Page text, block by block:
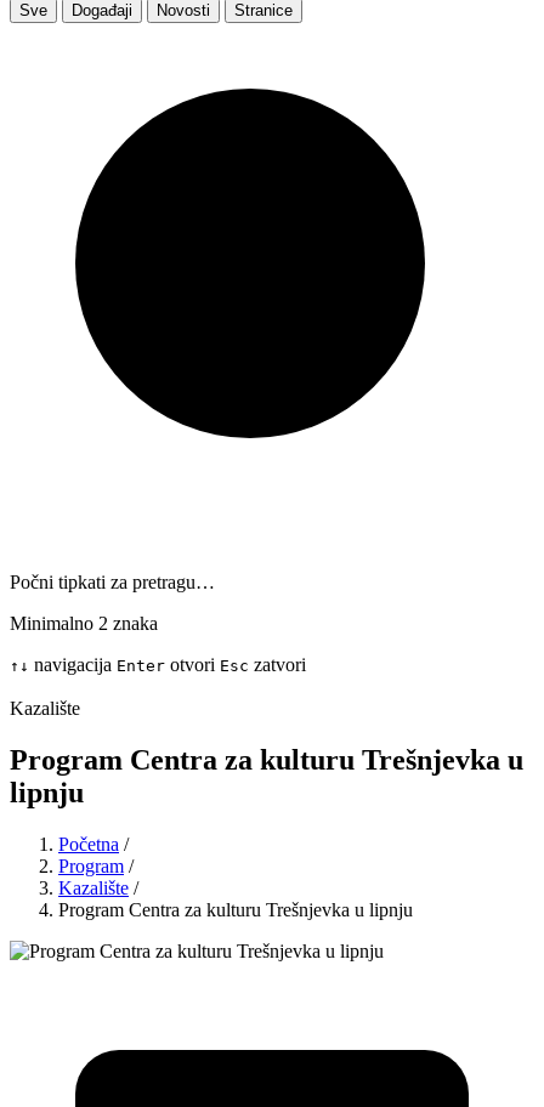
Sve Događaji Novosti Stranice
Počni tipkati za pretragu…
Minimalno 2 znaka
↑ ↓ navigacija Enter otvori Esc zatvori
Kazalište
Program Centra za kulturu Trešnjevka u
lipnju
Početna /
Program /
Kazalište /
Program Centra za kulturu Trešnjevka u lipnju